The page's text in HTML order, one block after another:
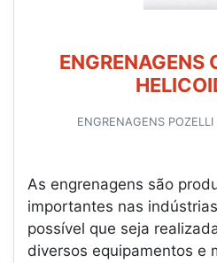
ENGRENAGENS
ENGRENAGENS
As engrenagens são
importantes nas
possível que seja
diversos equipamentos e